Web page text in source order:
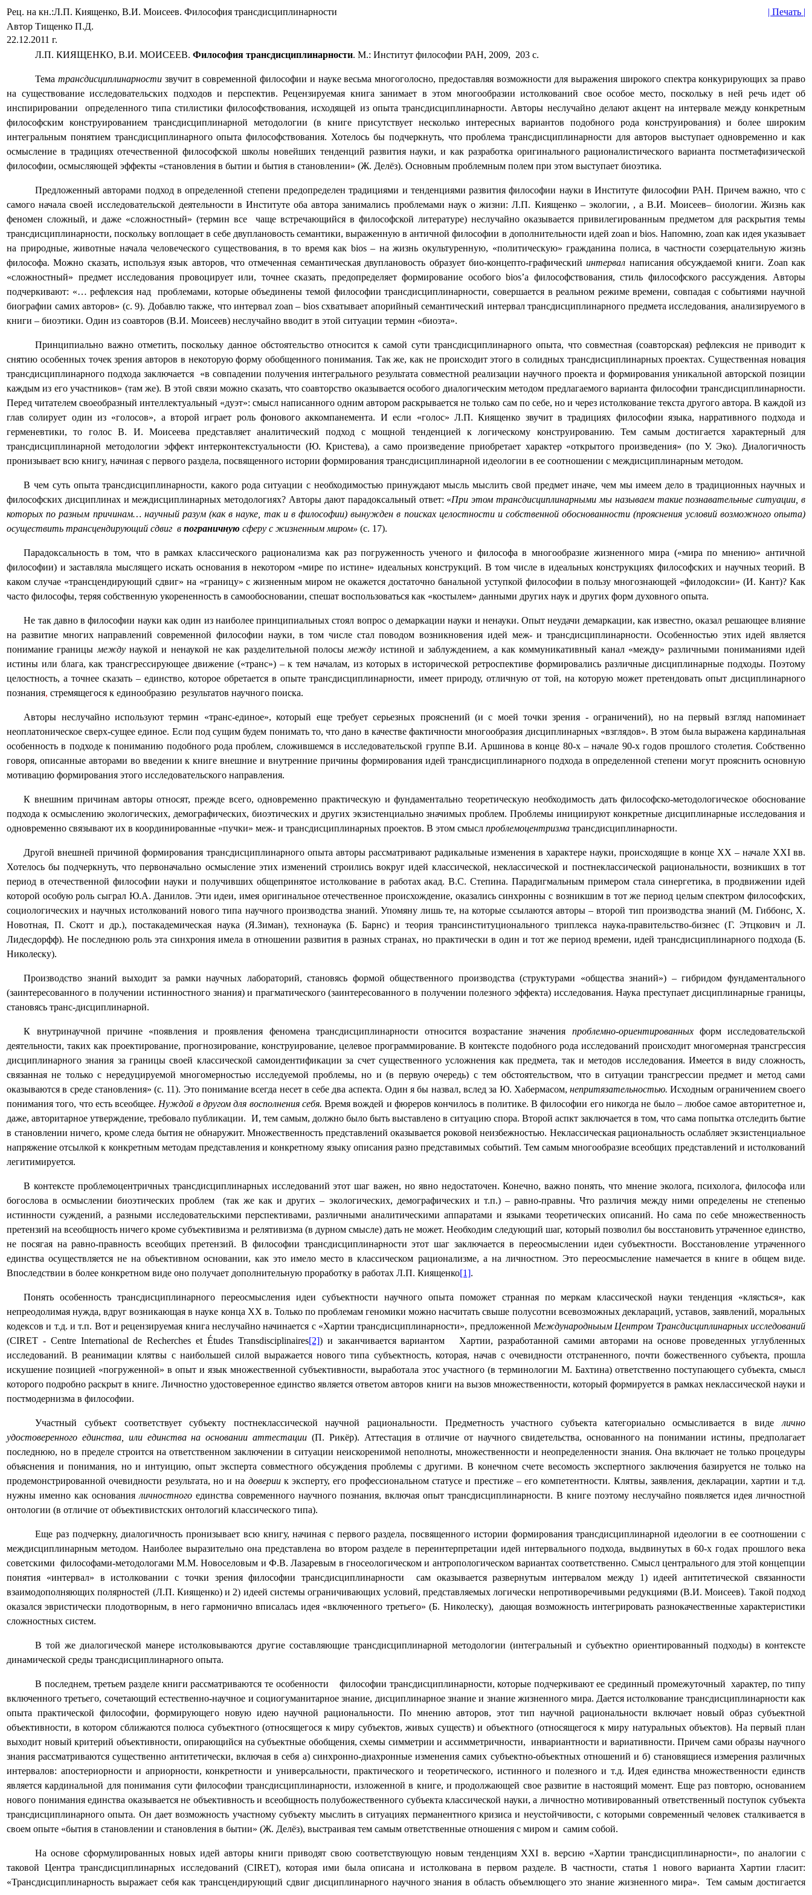
Рец. на кн.:Л.П. Киященко, В.И. Моисеев. Философия трансдисциплинарности
| Печать |
Автор Тищенко П.Д.
22.12.2011 г.
Л.П. КИЯЩЕНКО, В.И. МОИСЕЕВ.Философия трансдисциплинарности. М.: Институт философии РАН, 2009, 203 с.
Тема трансдисциплинарностизвучит в современной философии и науке весьма многоголосно, предоставляя возможности для выражения широкого спектра конкурирующих за право
на существование исследовательских подходов и перспектив. Рецензируемая книга занимает в этом многообразии истолкований свое особое место, поскольку в ней речь идет об
инспирировании
определенного типа стилистики философствования, исходящей из опыта трансдисциплинарности. Авторы неслучайно делают акцент на интервале между конкретным
философским конструированием трансдисциплинарной методологии (в книге присутствует несколько интересных вариантов подобного рода конструирования) и более широким
интегральным понятием трансдисциплинарного опыта философствования. Хотелось бы подчеркнуть, что проблема трансдисциплинарности для авторов выступает одновременно и как
осмысление в традициях отечественной философской школы новейших тенденций развития науки, и как разработка оригинального рационалистического варианта постметафизической
философии, осмысляющей эффекты «становления в бытии и бытия в становлении» (Ж. Делёз). Основным проблемным полем при этом выступает биоэтика.
Предложенный авторами подход в определенной степени предопределен традициями и тенденциями развития философии науки в Институте философии РАН. Причем важно, что с
самого начала своей исследовательской деятельности в Институте оба автора занимались проблемами наук о жизни: Л.П. Киященко – экологии, , а В.И. Моисеев– биологии. Жизнь как
феномен сложный, и даже «сложностный» (термин все
чаще встречающийся в философской литературе) неслучайно оказывается привилегированным предметом для раскрытия темы
трансдисциплинарности, поскольку воплощает в себе двуплановость семантики, выраженную в античной философии в дополнительности идей zoan и bios. Напомню, zoan как идея указывает
на природные, животные начала человеческого существования, в то время как bios – на жизнь окультуренную, «политическую» гражданина полиса, в частности созерцательную жизнь
философа. Можно сказать, используя язык авторов, что отмеченная семантическая двуплановость образует био-концепто-графическийинтервал написания обсуждаемой книги. Zoan как
«сложностный» предмет исследования провоцирует или, точнее сказать, предопределяет формирование особогоbios’а философствования, стиль философского рассуждения. Авторы
подчеркивают: «… рефлексия над
проблемами, которые объединены темой философии трансдисциплинарности, совершается в реальном режиме времени, совпадая с событиями научной
биографии самих авторов» (с. 9). Добавлю также, что интервал zoan – biosсхватывает апорийный семантический интервал трансдисциплинарного предмета исследования, анализируемого в
книги – биоэтики. Один из соавторов (В.И. Моисеев) неслучайно вводит в этой ситуации термин «биоэта».
Принципиально важно отметить, поскольку данное обстоятельство относится к самой сути трансдисциплинарного опыта, что совместная (соавторская) рефлексия не приводит к
снятию особенных точек зрения авторов в некоторую форму обобщенного понимания. Так же, как не происходит этого в солидных трансдисциплинарных проектах. Существенная новация
трансдисциплинарного подхода заключается
«в совпадении получения интегрального результата совместной реализации научного проекта и формирования уникальной авторской позиции
каждым из его участников» (там же). В этой связи можно сказать, что соавторство оказывается особого диалогическим методом предлагаемого варианта философии трансдисциплинарности.
Перед читателем своеобразный интеллектуальный «дуэт»: смысл написанного одним автором раскрывается не только сам по себе, но и через истолкование текста другого автора. В каждой из
глав солирует один из «голосов», а второй играет роль фонового аккомпанемента. И если «голос» Л.П. Киященко звучит в традициях философии языка, нарративного подхода и
герменевтики, то голос В. И. Моисеева представляет аналитический подход с мощной тенденцией к логическому конструированию. Тем самым достигается характерный для
трансдисциплинарной методологии эффект интерконтекстуальности (Ю. Кристева), а само произведение приобретает характер «открытого произведения» (по У. Эко). Диалогичность
пронизывает всю книгу, начиная с первого раздела, посвященного истории формирования трансдисциплинарной идеологии в ее соотношении с междисциплинарным методом.
В чем суть опыта трансдисциплинарности, какого рода ситуации с необходимостью принуждают мысль мыслить свой предмет иначе, чем мы имеем дело в традиционных научных и
философских дисциплинах и междисциплинарных методологиях? Авторы дают парадоксальный ответ: «При этом трансдисциплинарными мы называем такие познавательные ситуации, в
которых по разным причинам… научный разум (как в науке, так и в философии) вынужден в поисках целостности и собственной обоснованности (прояснения условий возможного опыта)
осуществить трансцендирующий сдвиг в пограничную сферу с жизненным миром» (с. 17).
Парадоксальность в том, что в рамках классического рационализма как раз погруженность ученого и философа в многообразие жизненного мира («мира по мнению» античной
философии) и заставляла мыслящего искать основания в некотором «мире по истине» идеальных конструкций. В том числе в идеальных конструкциях философских и научных теорий. В
каком случае «трансцендирующий сдвиг» на «границу» с жизненным миром не окажется достаточно банальной уступкой философии в пользу многознающей «филодоксии» (И. Кант)? Как
часто философы, теряя собственную укорененность в самообосновании, спешат воспользоваться как «костылем» данными других наук и других форм духовного опыта.
Не так давно в философии науки как один из наиболее принципиальных стоял вопрос о демаркации науки и ненауки. Опыт неудачи демаркации, как известно, оказал решающее влияние
на развитие многих направлений современной философии науки, в том числе стал поводом возникновения идей меж- и трансдисциплинарности. Особенностью этих идей является
понимание границы междунаукой и ненаукой не как разделительной полосы между истиной и заблуждением, а как коммуникативный канал «между» различными пониманиями идей
истины или блага, как трансгрессирующее движение («транс») – к тем началам, из которых в исторической ретроспективе формировались различные дисциплинарные подходы. Поэтому
целостность, а точнее сказать – единство, которое обретается в опыте трансдисциплинарности, имеет природу, отличную от той, на которую может претендовать опыт дисциплинарного
познания, стремящегося к единообразию результатов научного поиска.
Авторы неслучайно используют термин «транс-единое», который еще требует серьезных прояснений (и с моей точки зрения - ограничений), но на первый взгляд напоминает
неоплатоническое сверх-сущее единое. Если под сущим будем понимать то, что дано в качестве фактичности многообразия дисциплинарных «взглядов». В этом была выражена кардинальная
особенность в подходе к пониманию подобного рода проблем, сложившемся в исследовательской группе В.И. Аршинова в конце 80-х – начале 90-х годов прошлого столетия. Собственно
говоря, описанные авторами во введении к книге внешние и внутренние причины формирования идей трансдисциплинарного подхода в определенной степени могут прояснить основную
мотивацию формирования этого исследовательского направления.
К внешним причинам авторы относят, прежде всего, одновременно практическую и фундаментальнотеоретическую необходимость дать философско-методологическое обоснование
подхода к осмыслению экологических, демографических, биоэтических и других экзистенциально значимых проблем. Проблемы инициируют конкретные дисциплинарные исследования и
одновременно связывают их в координированные «пучки» меж- и трансдисциплинарных проектов. В этом смысл проблемоцентризма трансдисциплинарности.
Другой внешней причиной формирования трансдисциплинарного опыта авторы рассматривают радикальные изменения в характере науки, происходящие в конце XX – начале XXIвв.
Хотелось бы подчеркнуть, что первоначально осмысление этих изменений строились вокруг идей классической, неклассической и постнеклассической рациональности, возникших в тот
период в отечественной философии науки и получивших общепринятое истолкование в работах акад. В.С. Степина. Парадигмальным примером стала синергетика, в продвижении идей
которой особую роль сыграл Ю.А. Данилов. Эти идеи, имея оригинальное отечественное происхождение, оказались синхронны с возникшим в тот же период целым спектром философских,
социологических и научных истолкований нового типа научного производства знаний. Упомяну лишь те, на которые ссылаются авторы – второй тип производства знаний (М. Гиббонс, Х.
Новотная, П. Скотт и др.), постакадемическая наука (Я.Зиман), технонаука (Б. Барнс) и теория трансинституционального триплекса наука-правительство-бизнес (Г. Этцкович и Л.
Лидесдорфф). Не последнюю роль эта синхрония имела в отношении развития в разных странах, но практически в один и тот же период времени, идей трансдисциплинарного подхода (Б.
Николеску).
Производство знаний выходит за рамки научных лабораторий, становясь формой общественного производства (структурами «общества знаний») – гибридом фундаментального
(заинтересованного в получении истинностного знания) и прагматического (заинтересованного в получении полезного эффекта) исследования. Наука преступает дисциплинарные границы,
становясь транс-дисциплинарной.
К внутринаучной причине «появления и проявления феномена трансдисциплинарности относится возрастание значения проблемно-ориентированныхформ исследовательской
деятельности, таких как проектирование, прогнозирование, конструирование, целевое программирование. В контексте подобного рода исследований происходит многомерная трансгрессия
дисциплинарного знания за границы своей классической самоидентификации за счет существенного усложнения как предмета, так и методов исследования. Имеется в виду сложность,
связанная не только с нередуцируемой многомерностью исследуемой проблемы, но и (в первую очередь) с тем обстоятельством, что в ситуации трансгрессии предмет и метод сами
оказываются в среде становления» (с. 11). Это понимание всегда несет в себе два аспекта. Один я бы назвал, вслед за Ю. Хабермасом,непритязательностью. Исходным ограничением своего
понимания того, что есть всеобщее. Нуждой в другом для восполнения себя.Время вождей и фюреров кончилось в политике. В философии его никогда не было – любое самое авторитетное и,
даже, авторитарное утверждение, требовало публикации. И, тем самым, должно было быть выставлено в ситуацию спора. Второй аспкт заключается в том, что сама попытка отследить бытие
в становлении ничего, кроме следа бытия не обнаружит. Множественность представлений оказывается роковой неизбежностью. Неклассическая рациональность ослабляет экзистенциальное
напряжение отсылкой к конкретным методам представления и конкретному языку описания разно представимых событий. Тем самым многообразие всеобщих представлений и истолкований
легитимируется.
В контексте проблемоцентричных трансдисциплинарных исследований этот шаг важен, но явно недостаточен. Конечно, важно понять, что мнение эколога, психолога, философа или
богослова в осмыслении биоэтических проблем
(так же как и других – экологических, демографических и т.п.) – равно-правны. Что различия между ними определены не степенью
истинности суждений, а разными исследовательскими перспективами, различными аналитическими аппаратами и языками теоретических описаний. Но сама по себе множественность
претензий на всеобщность ничего кроме субъективизма и релятивизма (в дурном смысле) дать не может. Необходим следующий шаг, который позволил бы восстановить утраченное единство,
не посягая на равно-правность всеобщих претензий. В философии трансдисциплинарности этот шаг заключается в переосмыслении идеи субъектности. Восстановление утраченного
единства осуществляется не на объективном основании, как это имело место в классическом рационализме, а на личностном. Это переосмысление намечается в книге в общем виде.
Впоследствии в более конкретном виде оно получает дополнительную проработку в работах Л.П. Киященко[1].
Понять особенность трансдисциплинарного переосмысления идеи субъектности научного опыта поможет странная по меркам классической науки тенденция «клясться», как
непреодолимая нужда, вдруг возникающая в науке конца ХХ в. Только по проблемам геномики можно насчитать свыше полусотни всевозможных деклараций, уставов, заявлений, моральных
кодексов и т.д. и т.п. Вот и рецензируемая книга неслучайно начинается с «Хартии трансдисциплинарности», предложенной Международныым Центром Трансдисциплинарных исследований
(CIRET - Centre International de Recherches et Études Transdisciplinaires[2]) и заканчивается вариантом
Хартии, разработанной самими авторами на основе проведенных углубленных
исследований. В реанимации клятвы с наибольшей силой выражается нового типа субъектность, которая, начав с очевидности отстраненного, почти божественного субъекта, прошла
искушение позицией «погруженной» в опыт и язык множественной субъективности, выработала этос участного (в терминологии М. Бахтина) ответственно поступающего субъекта, смысл
которого подробно раскрыт в книге. Личностно удостоверенное единство является ответом авторов книги на вызов множественности, который формируется в рамках неклассической науки и
постмодернизма в философии.
Участный субъект соответствует субъекту постнеклассической научной рациональности. Предметность участного субъекта категориально осмысливается в виде лично
удостоверенного единства, или единства на основании аттестации (П. Рикёр). Аттестация в отличие от научного свидетельства, основанного на понимании истины, предполагает
последнюю, но в пределе строится на ответственном заключении в ситуации неискоренимой неполноты, множественности и неопределенности знания. Она включает не только процедуры
объяснения и понимания, но и интуицию, опыт эксперта совместного обсуждения проблемы с другими. В конечном счете весомость экспертного заключения базируется не только на
продемонстрированной очевидности результата, но и на довериик эксперту, его профессиональном статусе и престиже – его компетентности. Клятвы, заявления, декларации, хартии и т.д.
нужны именно как основания личностного единства современного научного познания, включая опыт трансдисциплинарности. В книге поэтому неслучайно появляется идея личностной
онтологии (в отличие от объективистских онтологий классического типа).
Еще раз подчеркну, диалогичность пронизывает всю книгу, начиная с первого раздела, посвященного истории формирования трансдисциплинарной идеологии в ее соотношении с
междисциплинарным методом. Наиболее выразительно она представлена во втором разделе в переинтерпретации идей интервального подхода, выдвинутых в 60-х годах прошлого века
советскими философами-методологами М.М. Новоселовым и Ф.В. Лазаревым в гносеологическом и антропологическом вариантах соответственно. Смысл центрального для этой концепции
понятия «интервал» в истолковании с точки зрения философии трансдисциплинарности
сам оказывается развернутым интервалом между 1) идеей антитетической связанности
взаимодополняющих полярностей (Л.П. Киященко) и 2) идеей системы ограничивающих условий, представляемых логически непротиворечивыми редукциями (В.И. Моисеев). Такой подход
оказался эвристически плодотворным, в него гармонично вписалась идея «включенного третьего» (Б. Николеску),
дающая возможность интегрировать разнокачественные характеристики
сложностных систем.
В той же диалогической манере истолковываются другие составляющие трансдисциплинарной методологии (интегральный и субъектно ориентированный подходы) в контексте
динамической среды трансдисциплинарного опыта.
В последнем, третьем разделе книги рассматриваются те особенности философии трансдисциплинарности, которые подчеркивают ее срединный промежуточный характер, по типу
включенного третьего, сочетающий естественно-научное и социогуманитарное знание, дисциплинарное знание и знание жизненного мира. Дается истолкование трансдисциплинарности как
опыта практической философии, формирующего новую идею научной рациональности. По мнению авторов, этот тип научной рациональности включает новый образ субъектной
объективности, в котором сближаются полюса субъектного (относящегося к миру субъектов, живых существ) и объектного (относящегося к миру натуральных объектов). На первый план
выходит новый критерий объективности, опирающийся на субъектные обобщения, схемы симметрии и ассимметричности, инвариантности и вариативности. Причем сами образы научного
знания рассматриваются существенно антитетически, включая в себя а) синхронно-диахронные изменения самих субъектно-объектных отношений и б) становящиеся измерения различных
интервалов: апостериорности и априорности, конкретности и универсальности, практического и теоретического, истинного и полезного и т.д. Идея единства множественности единств
является кардинальной для понимания сути философии трансдисциплинарности, изложенной в книге, и продолжающей свое развитие в настоящий момент. Еще раз повторю, основанием
нового понимания единства оказывается не объективность и всеобщность полубожественного субъекта классической науки, а личностно мотивированный ответственный поступок субъекта
трансдисциплинарного опыта. Он дает возможность участному субъекту мыслить в ситуациях перманентного кризиса и неустойчивости, с которыми современный человек сталкивается в
своем опыте «бытия в становлении и становления в бытии» (Ж. Делёз), выстраивая тем самым ответственные отношения с миром и самим собой.
На основе сформулированных новых идей авторы книги приводят свою соответствующую новым тенденциям XXI в. версию «Хартии трансдисциплинарности», по аналогии с
таковой Центра трансдисциплинарных исследований (CIRET), которая ими была описана и истолкована в первом разделе. В частности, статья 1 нового варианта Хартии гласит:
«Трансдисциплинарность выражает себя как трансцендирующий сдвиг дисциплинарного научного знания в область объемлющего это знание жизненного мира».
Тем самым достигается